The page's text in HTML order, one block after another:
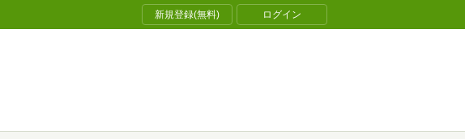
新規登録(無料) ログイン